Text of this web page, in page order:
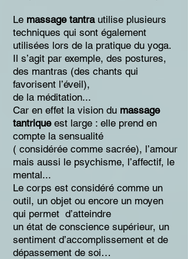
Le massage tantra utilise plusieurs
techniques qui sont également
utilisées lors de la pratique du yoga.
Il s’agit par exemple, des postures,
des mantras (des chants qui
favorisent l’éveil),
de la méditation...
Car en effet la vision du massage
tantriqueest large : elle prend en
compte la sensualité
( considérée comme sacrée), l’amour
mais aussi le psychisme, l’affectif, le
mental...
Le corps est considéré comme un
outil, un objet ou encore un moyen
qui permet d’atteindre
un état de conscience supérieur, un
sentiment d’accomplissement et de
dépassement de soi…